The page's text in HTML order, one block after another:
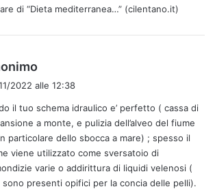
di “Dieta mediterranea…” (cilentano.it)
e
t
t
o
:
2022 alle 12:38
il tuo schema idraulico e’ perfetto ( cassa di
a monte, e pulizia dell’alveo del fiume
particolare dello sbocca a mare) ; spesso il
viene utilizzato come sversatoio di
varie o addirittura di liquidi velenosi (
sono presenti opifici per la concia delle pelli).